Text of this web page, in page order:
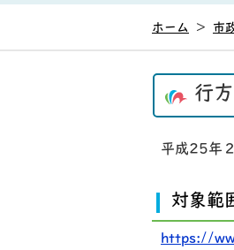
ホーム > 市
行
平成25年
対象範
https://